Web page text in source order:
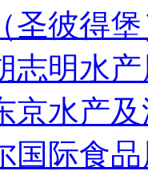
圣彼得
志明水
京水产
国际食